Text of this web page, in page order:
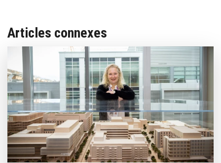
Articles connexes